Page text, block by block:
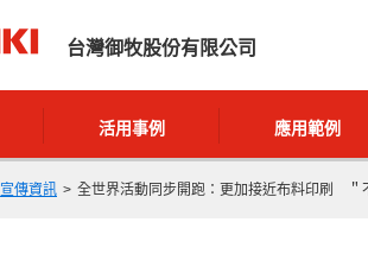
台灣御牧股份有限公司
活用事例 應用範例
宣傳資訊 全世界活動同步開跑：更加接近布料印刷 ＂